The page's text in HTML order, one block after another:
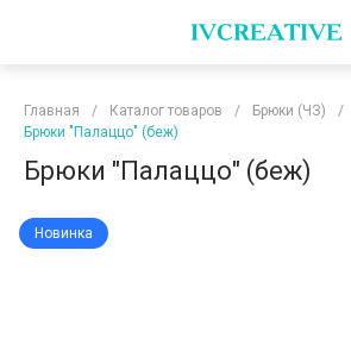
Главная / Каталог товаров / Брюки (ЧЗ)
/
Брюки "Палаццо" (беж)
Брюки "Палаццо" (беж)
Новинка